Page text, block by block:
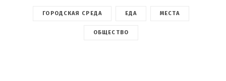
ГОРОДСКАЯ СРЕДА ЕДА МЕСТА
ОБЩЕСТВО